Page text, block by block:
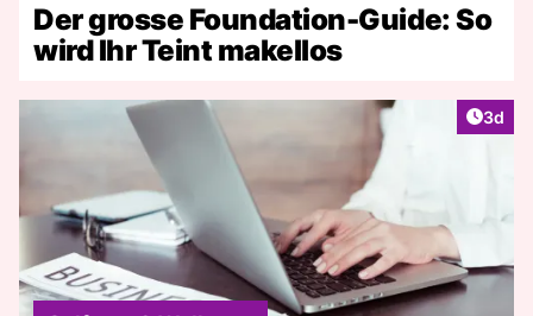
Der grosse Foundation-Guide: So
wird Ihr Teint makellos
3d